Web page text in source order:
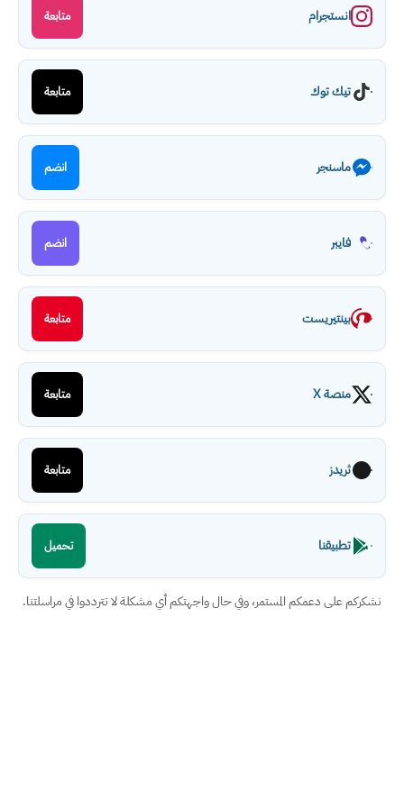
انستجرام متابعة
تيك توك متابعة
ماسنجر انضم
فايبر انضم
بينتيريست متابعة
منصة X متابعة
ثريدز متابعة
تطبيقنا تحميل
نشكركم على دعمكم المستمر، وفي حال واجهتكم أي مشكلة لا تترددوا في مراسلتنا.